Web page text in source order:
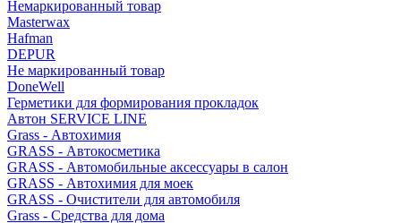
Немаркированный товар
Masterwax
Hafman
DEPUR
Не маркированный товар
DoneWell
Герметики для формирования прокладок
Автон SERVICE LINE
Grass - Автохимия
GRASS - Автокосметика
GRASS - Автомобильные аксессуары в салон
GRASS - Автохимия для моек
GRASS - Очистители для автомобиля
Grass - Средства для дома